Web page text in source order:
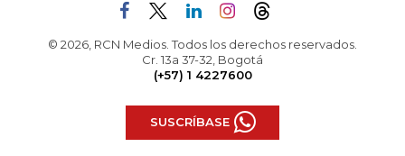
© 2026, RCN Medios. Todos los derechos reservados.
Cr. 13a 37-32, Bogotá
(+57) 1 4227600
SUSCRÍBASE